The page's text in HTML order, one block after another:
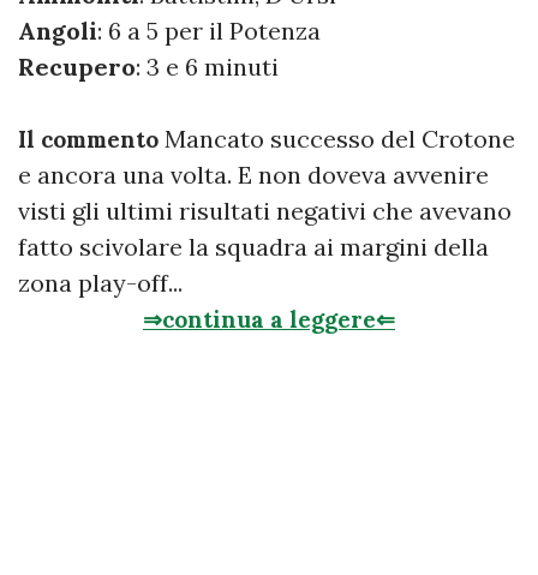
Angoli: 6 a 5 per il Potenza
Recupero: 3 e 6 minuti
Il commento Mancato successo del Crotone
e ancora una volta. E non doveva avvenire
visti gli ultimi risultati negativi che avevano
fatto scivolare la squadra ai margini della
zona play-off...
⇒continua a leggere⇐